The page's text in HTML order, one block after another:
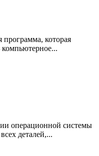
программа, которая
компьютерное...
операционной системы
деталей,...